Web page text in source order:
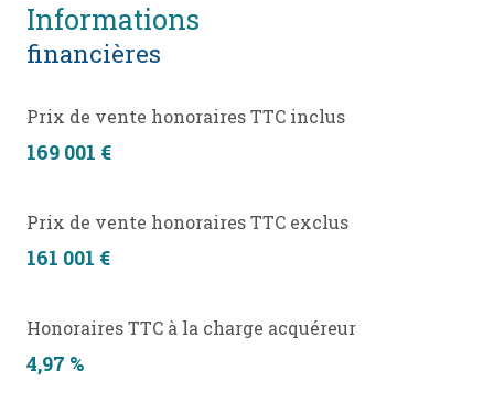
informations
financières
Prix de vente honoraires TTC inclus
169 001 €
Prix de vente honoraires TTC exclus
161 001 €
Honoraires TTC à la charge acquéreur
4,97 %